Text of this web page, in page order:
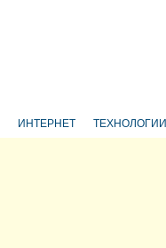
ИНТЕРНЕТ ТЕХНОЛОГИИ